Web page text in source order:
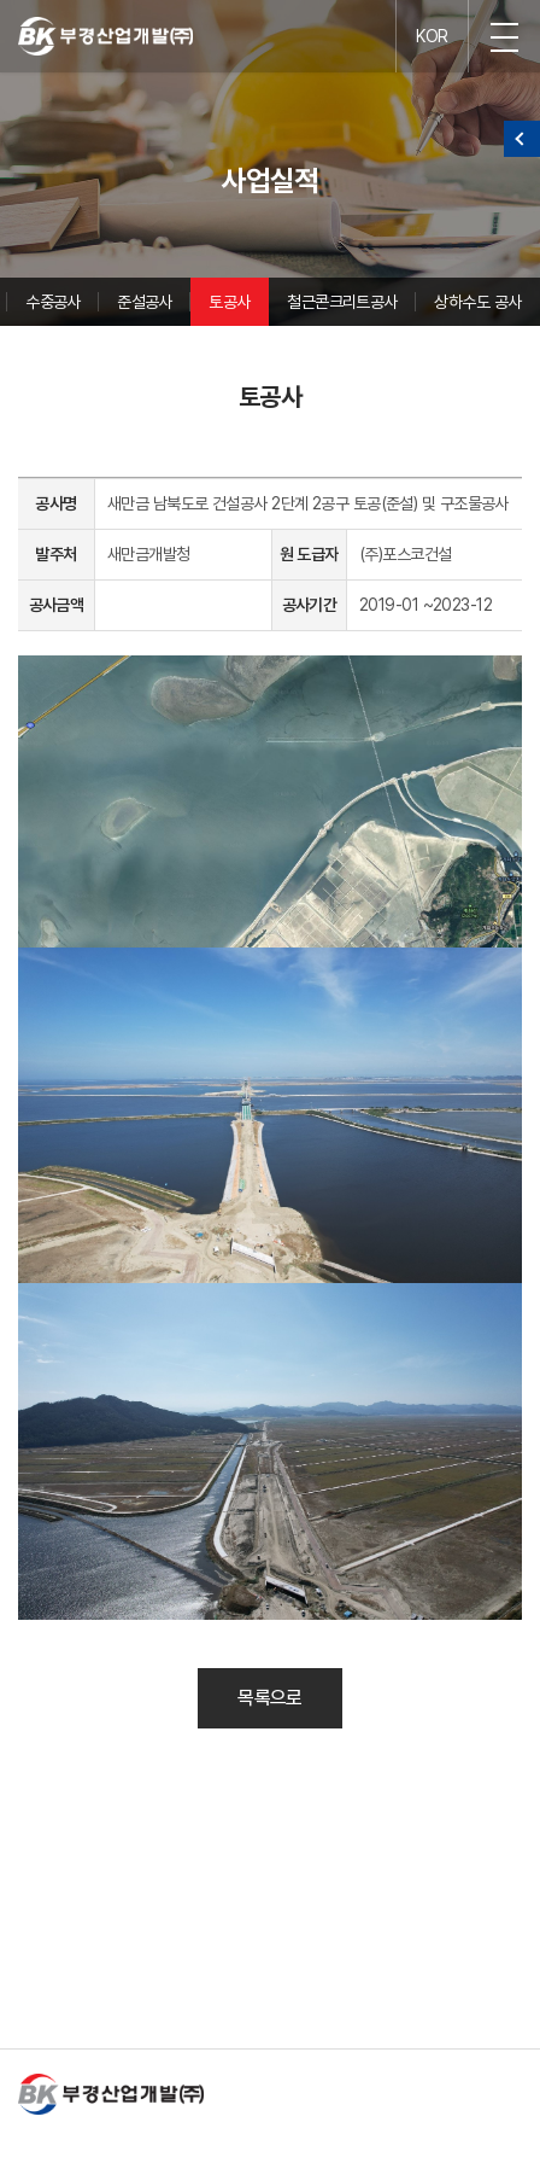
KOR
사업실적
수중공사 준설공사 토공사 철근콘크리트공사 상하수도 공사
토공사
공사명 새만금 남북도로 건설공사 2단계 2공구 토공(준설) 및 구조물공사
발주처 새만금개발청 원 도급자 (주)포스코건설
공사금액 공사기간 2019-01 ~2023-12
목록으로